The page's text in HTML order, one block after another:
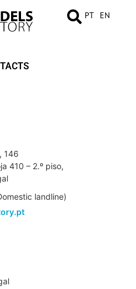
PT EN
146
410 – 2.º piso,
landline)